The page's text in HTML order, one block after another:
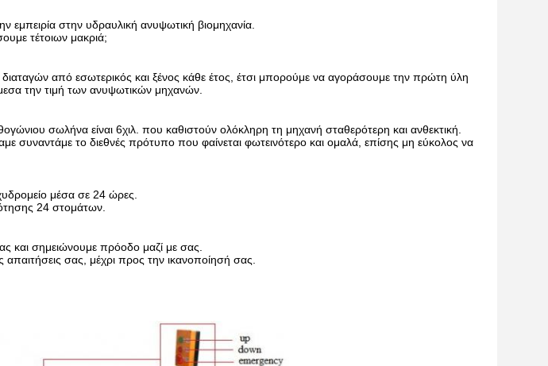
εμπειρία στην υδραυλική ανυψωτική βιομηχανία.
τέτοιων μακριά;
από εσωτερικός και ξένος κάθε έτος, έτσι μπορούμε να αγοράσουμε την πρώτη ύλη
την τιμή των ανυψωτικών μηχανών.
σωλήνα είναι 6χιλ. που καθιστούν ολόκληρη τη μηχανή σταθερότερη και ανθεκτική.
συναντάμε το διεθνές πρότυπο που φαίνεται φωτεινότερο και ομαλά, επίσης μη εύκολος να
μέσα σε 24 ώρες.
24 στομάτων.
και σημειώνουμε πρόοδο μαζί με σας.
σας, μέχρι προς την ικανοποίησή σας.